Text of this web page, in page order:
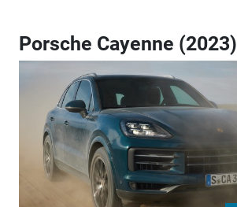
Porsche Cayenne (2023)